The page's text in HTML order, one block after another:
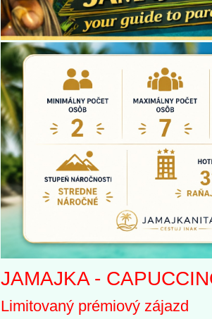
JAMAJKA -
Limitovaný prémiový zájazd